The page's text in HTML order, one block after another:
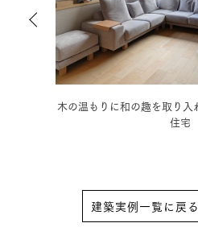
木の温もりに和の趣を取り
住宅
建築実例一覧に戻る